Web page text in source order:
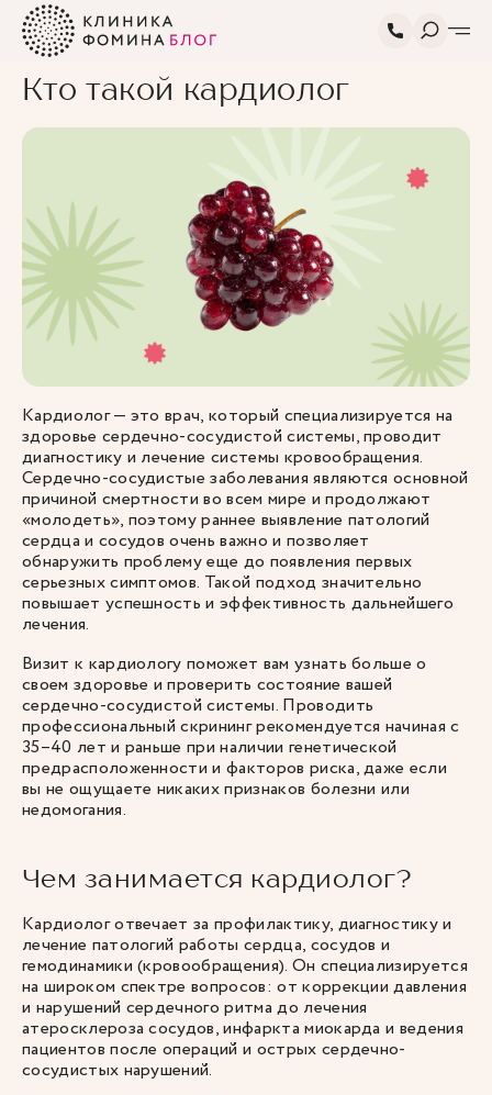
Главная Блог Про здоровье
Кто такой кардиолог
Кардиолог — это врач, который специализируется на
здоровье сердечно-сосудистой системы, проводит
диагностику и лечение системы кровообращения.
Сердечно-сосудистые заболевания являются основной
причиной смертности во всем мире и продолжают
«молодеть», поэтому раннее выявление патологий
сердца и сосудов очень важно и позволяет
обнаружить проблему еще до появления первых
серьезных симптомов. Такой подход значительно
повышает успешность и эффективность дальнейшего
лечения.
Визит к кардиологу поможет вам узнать больше о
своем здоровье и проверить состояние вашей
сердечно-сосудистой системы. Проводить
профессиональный скрининг рекомендуется начиная с
35–40 лет и раньше при наличии генетической
предрасположенности и факторов риска, даже если
вы не ощущаете никаких признаков болезни или
недомогания.
Чем занимается кардиолог?
Кардиолог отвечает за профилактику, диагностику и
лечение патологий работы сердца, сосудов и
гемодинамики (кровообращения). Он специализируется
на широком спектре вопросов: от коррекции давления
и нарушений сердечного ритма до лечения
атеросклероза сосудов, инфаркта миокарда и ведения
пациентов после операций и острых сердечно-
сосудистых нарушений.